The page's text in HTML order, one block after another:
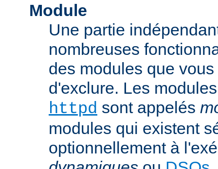
Module
Une partie
nombreuses
des modules que
d'exclure. Les
httpd sont appelés
modules qui existent
optionnellement à